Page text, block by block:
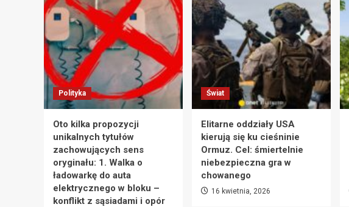
Polityka
Oto kilka propozycji
unikalnych tytułów
zachowujących sens
oryginału: 1. Walka o
ładowarkę do auta
elektrycznego w bloku –
konflikt z sąsiadami i opór
Świat
Elitarne oddziały USA
kierują się ku cieśninie
Ormuz. Cel: śmiertelnie
niebezpieczna gra w
chowanego
16 kwietnia, 2026